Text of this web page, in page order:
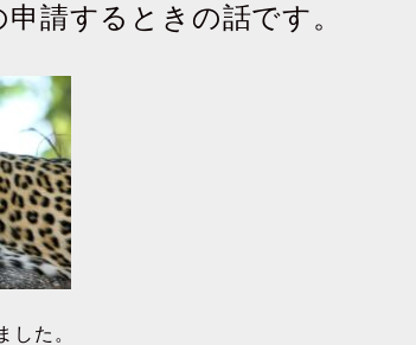
請するときの話です。
した。